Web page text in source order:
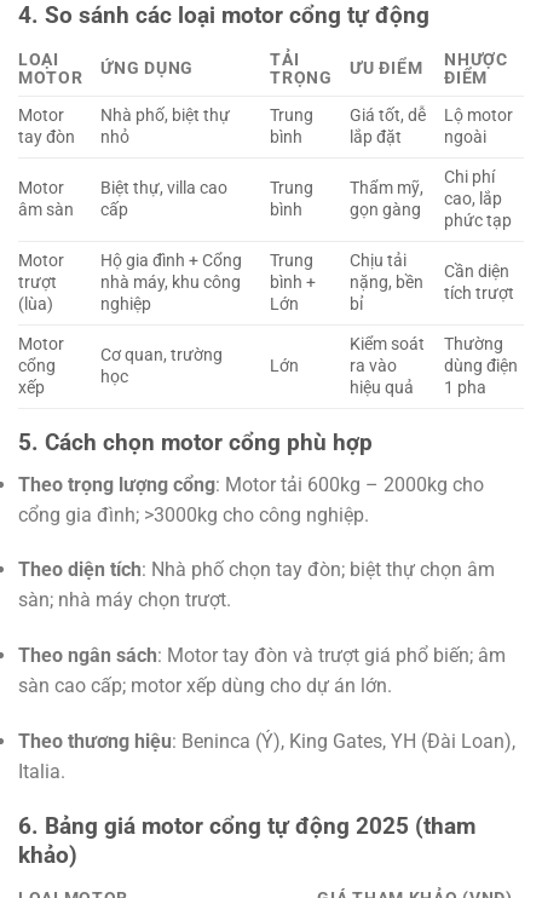
4. So sánh các loại motor cổng tự động
LOẠI
MOTOR
ỨNG DỤNG
TẢI
TRỌNG
ƯU ĐIỂM
NHƯỢC
ĐIỂM
Motor
tay đòn
Nhà phố, biệt thự
nhỏ
Trung
bình
Giá tốt, dễ
lắp đặt
Lộ motor
ngoài
Motor
âm sàn
Biệt thự, villa cao
cấp
Trung
bình
Thẩm mỹ,
gọn gàng
Chi phí
cao, lắp
phức tạp
Motor
trượt
(lùa)
Hộ gia đình + Cổng
nhà máy, khu công
nghiệp
Trung
bình +
Lớn
Chịu tải
nặng, bền
bỉ
Cần diện
tích trượt
Motor
cổng
xếp
Cơ quan, trường
học
Lớn
Kiểm soát
ra vào
hiệu quả
Thường
dùng điện
1 pha
5. Cách chọn motor cổng phù hợp
Theo trọng lượng cổng: Motor tải 600kg – 2000kg cho
cổng gia đình; >3000kg cho công nghiệp.
Theo diện tích: Nhà phố chọn tay đòn; biệt thự chọn âm
sàn; nhà máy chọn trượt.
Theo ngân sách: Motor tay đòn và trượt giá phổ biến; âm
sàn cao cấp; motor xếp dùng cho dự án lớn.
Theo thương hiệu: Beninca (Ý), King Gates, YH (Đài Loan),
Italia.
6. Bảng giá motor cổng tự động 2025 (tham
khảo)